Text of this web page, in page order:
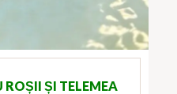
ROȘII ȘI TELEMEA